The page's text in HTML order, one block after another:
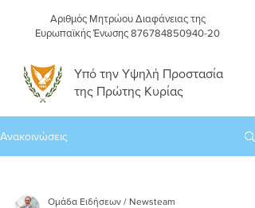
Αριθμός Μητρώου Διαφάνειας της
Ευρωπαϊκής Ένωσης 876784850940-20
Υπό την Υψηλή Προστασία
της Πρώτης Κυρίας
Ανακοινώσεις
Ομάδα Ειδήσεων / Newsteam